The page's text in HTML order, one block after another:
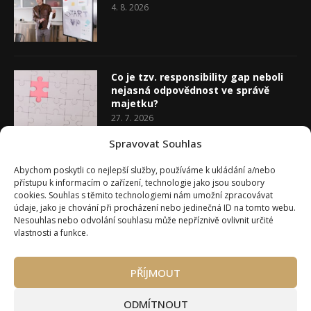
Spravovat Souhlas
Abychom poskytli co nejlepší služby, používáme k ukládání a/nebo
přístupu k informacím o zařízení, technologie jako jsou soubory
cookies. Souhlas s těmito technologiemi nám umožní zpracovávat
údaje, jako je chování při procházení nebo jedinečná ID na tomto webu.
Nesouhlas nebo odvolání souhlasu může nepříznivě ovlivnit určité
vlastnosti a funkce.
PŘÍJMOUT
ODMÍTNOUT
4. 8. 2026
Co je tzv. responsibility gap neboli
nejasná odpovědnost ve správě
majetku?
27. 7. 2026
20. 7. 2026
O Wealth Magazínu Můj účet
Kontakty
Máte zájem o spolupráci?
Pravidla používání webu wmag.cz